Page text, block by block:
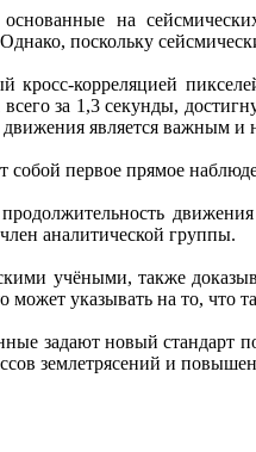
на
поскольку
кросс-корреляцией
всего за 1,3 секунды,
движения является важным
собой первое прямое
аналитической группы.
учёными, также
может указывать на то, что
задают новый стандарт
землетрясений и